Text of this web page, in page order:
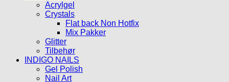
Acrylgel
Crystals
Flat back Non Hotfix
Mix Pakker
Glitter
Tilbehør
INDIGO NAILS
Gel Polish
Nail Art